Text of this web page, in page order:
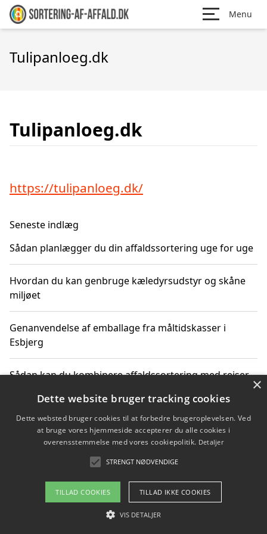
Menu
Tulipanloeg.dk
Tulipanloeg.dk
https://tulipanloeg.dk/
Seneste indlæg
Sådan planlægger du din affaldssortering uge for uge
Hvordan du kan genbruge kæledyrsudstyr og skåne
miljøet
Genanvendelse af emballage fra måltidskasser i
Esbjerg
Sådan kan du kombinere affaldssortering med rejser
Hvordan affaldssortering kan bidrage til co2 reduktion
Om / kontakt
Blog Betingelser
×
Dette website bruger tracking cookies
Dette websted bruger cookies til at forbedre brugeroplevelsen. Ved
at bruge vores hjemmeside accepterer du alle cookies i
overensstemmelse med vores cookiepolitik. Detaljer
STRENGT NØDVENDIGE
TILLAD COOKIES TILLAD IKKE COOKIES
VIS DETALJER